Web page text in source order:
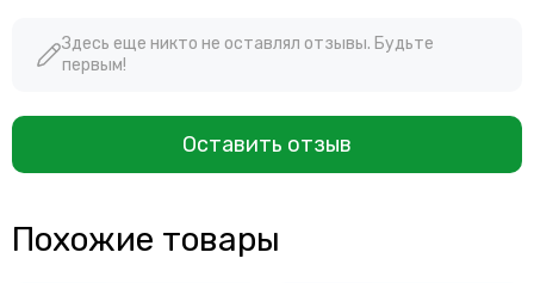
Здесь еще никто не оставлял отзывы. Будьте
первым!
Оставить отзыв
Похожие товары